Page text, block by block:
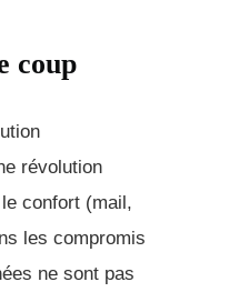
coup
révolution
confort (mail,
les compromis
ne sont pas